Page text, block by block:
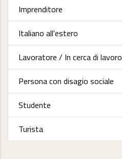
Imprenditore
Italiano all'estero
Lavoratore / In cerca di lavoro
Persona con disagio sociale
Studente
Turista